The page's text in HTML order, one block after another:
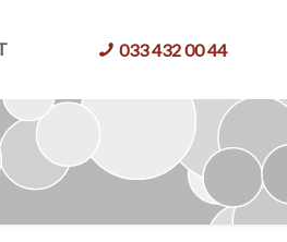
033 432 00 44